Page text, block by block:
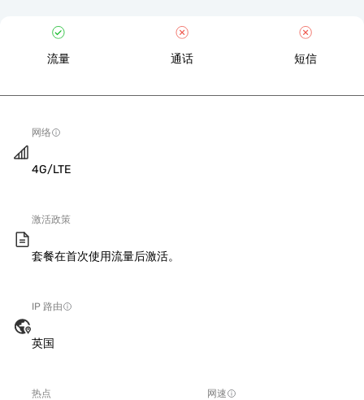
流量 通话 短信
网络
4G/LTE
激活政策
套餐在首次使用流量后激活。
IP 路由
英国
热点 网速